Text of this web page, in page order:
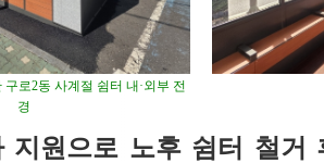
로2동 사계절 쉼터 내·외부 전
경
지원으로 노후 쉼터 철거